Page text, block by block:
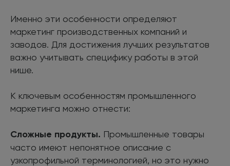
Именно эти особенности определяют
маркетинг производственных компаний и
заводов. Для достижения лучших результатов
важно учитывать специфику работы в этой
нише.
К ключевым особенностям промышленного
маркетинга можно отнести:
Сложные продукты. Промышленные товары
часто имеют непонятное описание с
узкопрофильной терминологией, но это нужно